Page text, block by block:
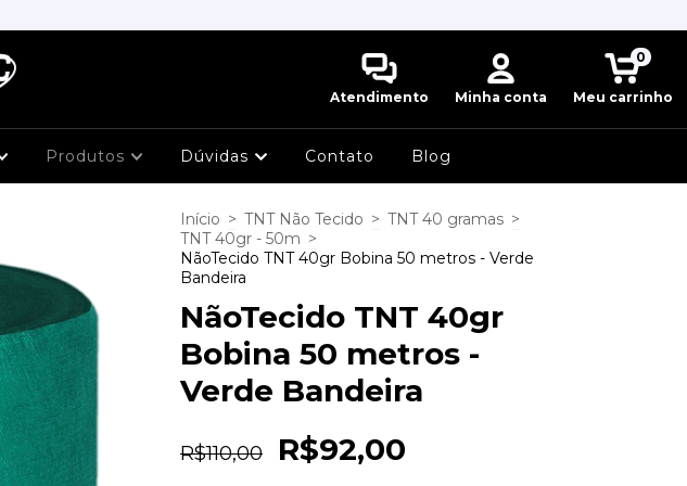
Atendimento Minha conta Meu carrinho
0
Produtos Dúvidas Contato Blog
Início > TNT Não Tecido > TNT 40 gramas >
TNT 40gr - 50m >
NãoTecido TNT 40gr Bobina 50 metros - Verde
Bandeira
NãoTecido TNT 40gr
Bobina 50 metros -
Verde Bandeira
R$110,00 R$92,00